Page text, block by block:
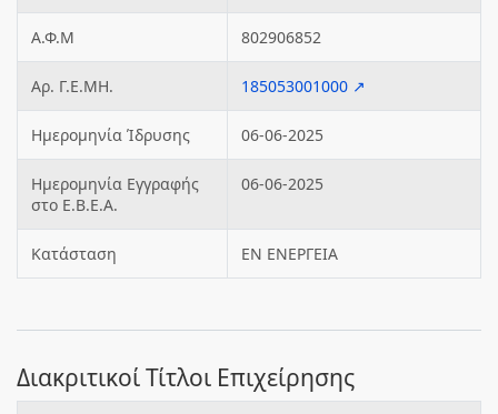
Α.Φ.Μ 802906852
Αρ. Γ.Ε.ΜΗ. 185053001000 ↗
Ημερομηνία Ίδρυσης 06-06-2025
Ημερομηνία Εγγραφής
στο Ε.Β.Ε.Α.
06-06-2025
Κατάσταση ΕΝ ΕΝΕΡΓΕΙΑ
Διακριτικοί Τίτλοι Επιχείρησης